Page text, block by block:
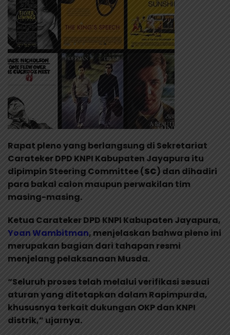
Rapat pleno yang berlangsung di Sekretariat
Carateker DPD KNPI Kabupaten Jayapura itu
dipimpin Steering Committee (SC) dan dihadiri
para bakal calon maupun perwakilan tim
masing-masing.
Ketua Carateker DPD KNPI Kabupaten Jayapura,
Yoan Wambitman, menjelaskan bahwa pleno ini
merupakan bagian dari tahapan resmi
menjelang pelaksanaan Musda.
“Seluruh proses telah melalui verifikasi sesuai
aturan yang ditetapkan dalam Rapimpurda,
khususnya terkait dukungan OKP dan KNPI
distrik,” ujarnya.